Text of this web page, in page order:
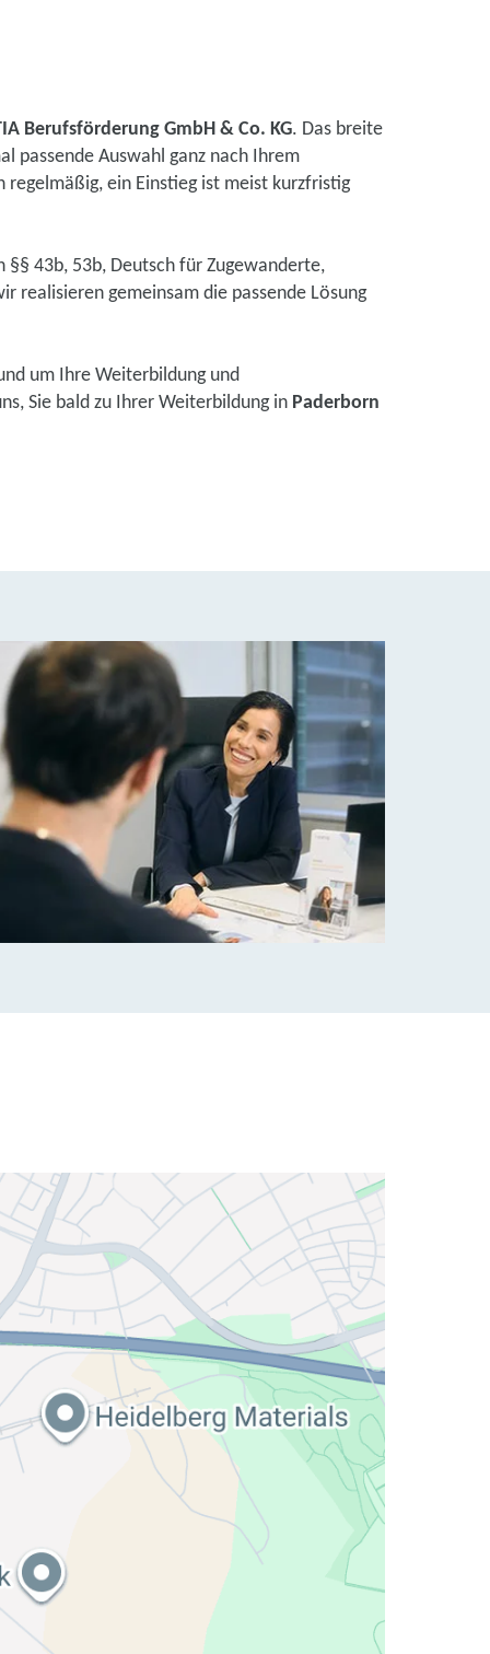
Berufsförderung GmbH & Co. KG. Das breite
passende Auswahl ganz nach Ihrem
ein Einstieg ist meist kurzfristig
43b, 53b, Deutsch für Zugewanderte,
realisieren gemeinsam die passende Lösung
um Ihre Weiterbildung und
Sie bald zu Ihrer Weiterbildung in Paderborn